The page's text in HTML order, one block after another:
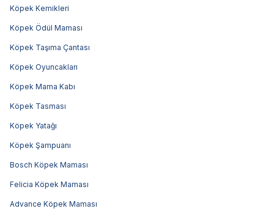
Köpek Kemikleri
Köpek Ödül Maması
Köpek Taşıma Çantası
Köpek Oyuncakları
Köpek Mama Kabı
Köpek Tasması
Köpek Yatağı
Köpek Şampuanı
Bosch Köpek Maması
Felicia Köpek Maması
Advance Köpek Maması